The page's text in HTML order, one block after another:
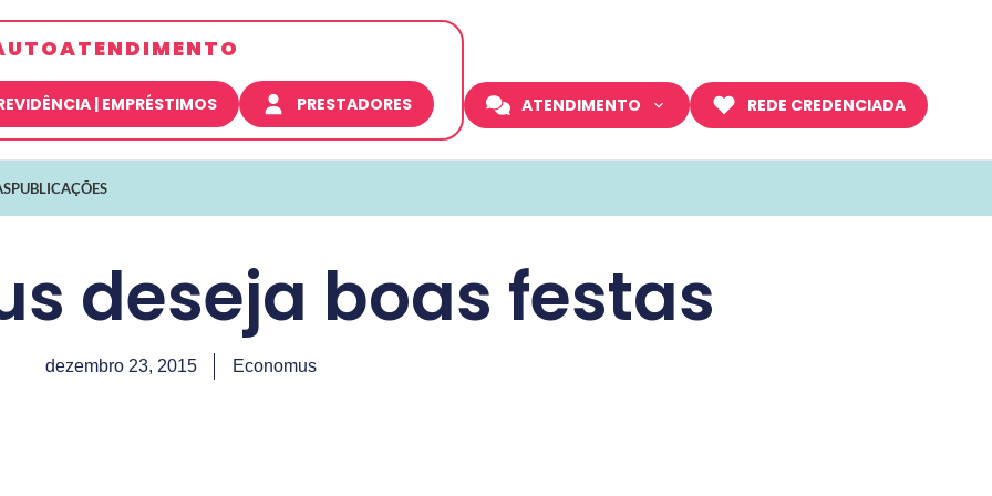
| EMPRÉSTIMOS PRESTADORES ATENDIMENTO REDE CREDENCIADA
PUBLICAÇÕES
deseja boas festas
dezembro 23, 2015 Economus